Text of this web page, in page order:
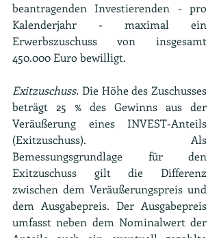
beantragenden Investierenden - pro
Kalenderjahr - maximal ein
Erwerbszuschuss von insgesamt
450.000 Euro bewilligt.
Exitzuschuss. Die Höhe des Zuschusses
beträgt 25 % des Gewinns aus der
Veräußerung eines INVEST-Anteils
(Exitzuschuss). Als
Bemessungsgrundlage für den
Exitzuschuss gilt die Differenz
zwischen dem Veräußerungspreis und
dem Ausgabepreis. Der Ausgabepreis
umfasst neben dem Nominalwert der